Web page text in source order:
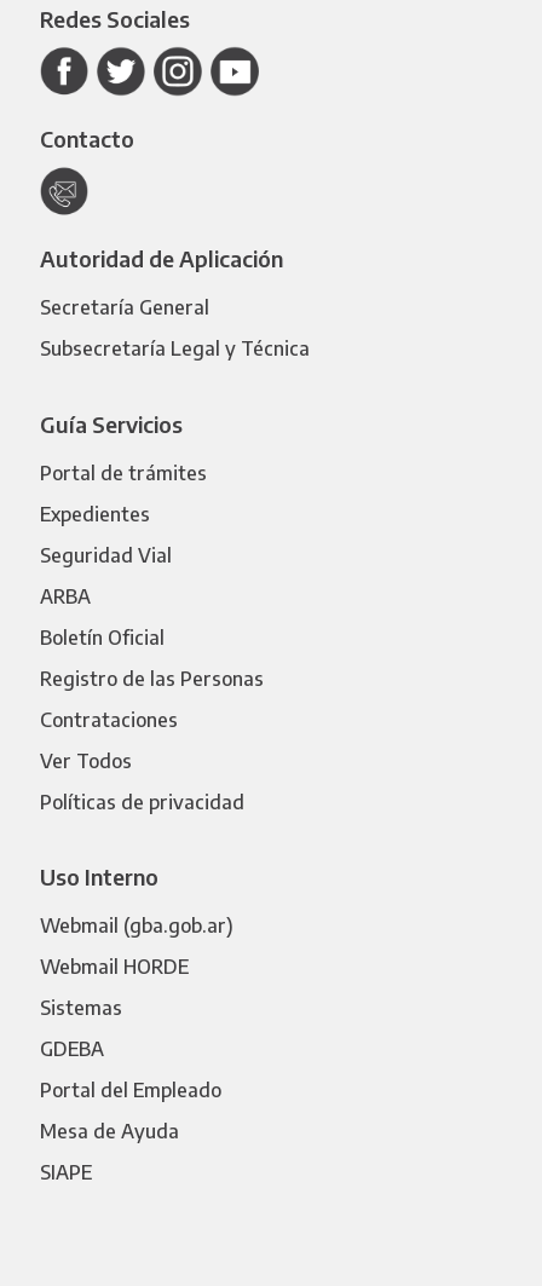
Redes Sociales
Contacto
Autoridad de Aplicación
Secretaría General
Subsecretaría Legal y Técnica
Guía Servicios
Portal de trámites
Expedientes
Seguridad Vial
ARBA
Boletín Oficial
Registro de las Personas
Contrataciones
Ver Todos
Políticas de privacidad
Uso Interno
Webmail (gba.gob.ar)
Webmail HORDE
Sistemas
GDEBA
Portal del Empleado
Mesa de Ayuda
SIAPE